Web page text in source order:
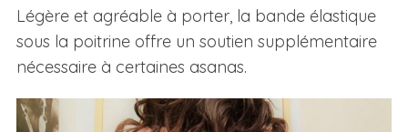
Légère et agréable à porter, la bande élastique
sous la poitrine offre un soutien supplémentaire
nécessaire à certaines asanas.